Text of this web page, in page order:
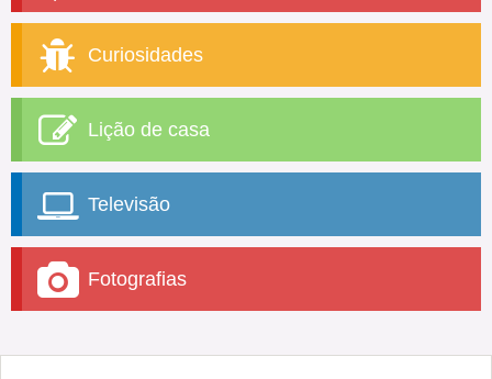
Curiosidades
Lição de casa
Televisão
Fotografias